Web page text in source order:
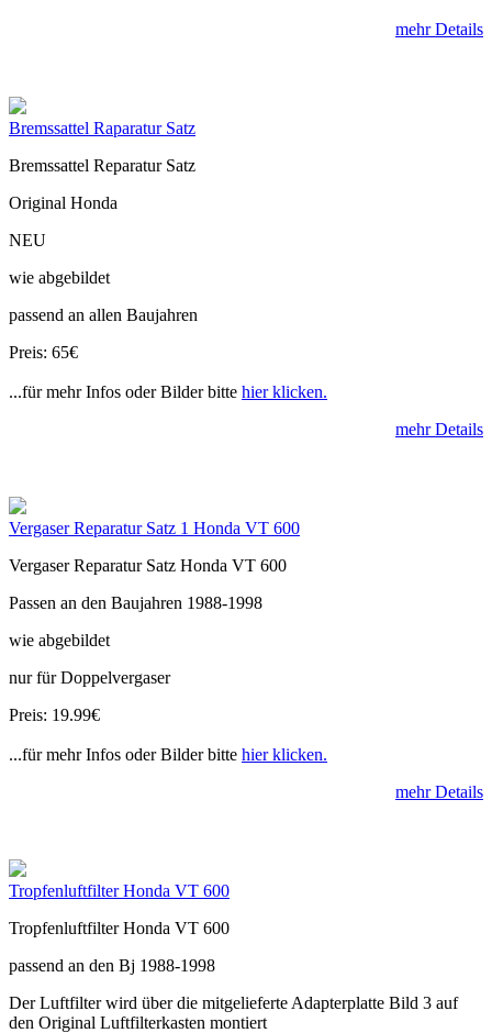
mehr Details
Bremssattel Raparatur Satz
Bremssattel Reparatur Satz
Original Honda
NEU
wie abgebildet
passend an allen Baujahren
Preis: 65€
...für mehr Infos oder Bilder bitte hier klicken.
mehr Details
Vergaser Reparatur Satz 1 Honda VT 600
Vergaser Reparatur Satz Honda VT 600
Passen an den Baujahren 1988-1998
wie abgebildet
nur für Doppelvergaser
Preis: 19.99€
...für mehr Infos oder Bilder bitte hier klicken.
mehr Details
Tropfenluftfilter Honda VT 600
Tropfenluftfilter Honda VT 600
passend an den Bj 1988-1998
Der Luftfilter wird über die mitgelieferte Adapterplatte Bild 3 auf
den Original Luftfilterkasten montiert